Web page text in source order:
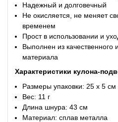
Надежный и долговечный
Не окисляется, не меняет
временем
Прост в использовании и
Выполнен из качественного
материала
Характеристики кулона-
Размеры упаковки: 25 x 5 см
Вес: 11 г
Длина шнура: 43 см
Материал: сплав металла